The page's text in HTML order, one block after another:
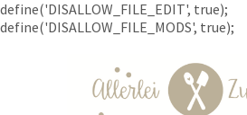
define('DISALLOW_FILE_EDIT', true);
define('DISALLOW_FILE_MODS', true);